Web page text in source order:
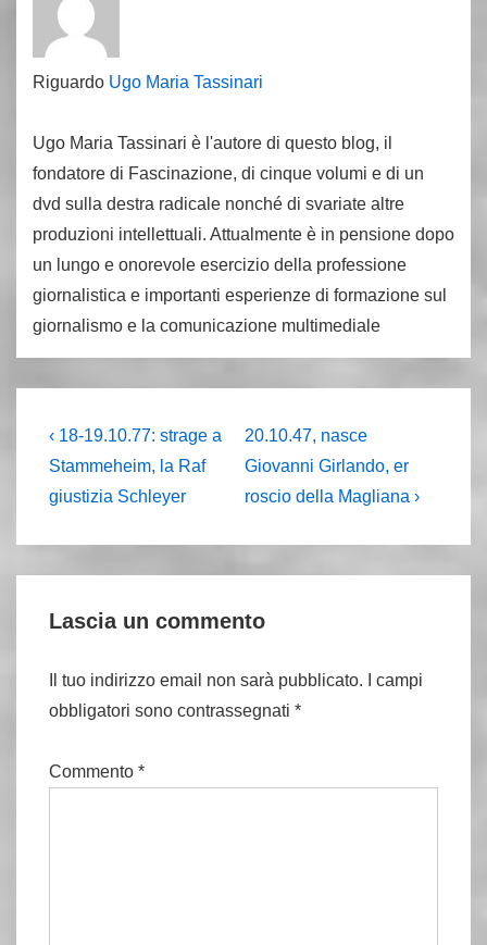
Riguardo Ugo Maria Tassinari
Ugo Maria Tassinari è l'autore di questo blog, il
fondatore di Fascinazione, di cinque volumi e di un
dvd sulla destra radicale nonché di svariate altre
produzioni intellettuali. Attualmente è in pensione dopo
un lungo e onorevole esercizio della professione
giornalistica e importanti esperienze di formazione sul
giornalismo e la comunicazione multimediale
Navigazione
articoli
L'articolo
precedente
è
‹ 18-19.10.77: strage a
Stammeheim, la Raf
giustizia Schleyer
Il
prossimo
articolo
20.10.47, nasce
Giovanni Girlando, er
roscio della Magliana ›
Lascia un commento
Il tuo indirizzo email non sarà pubblicato.
I campi
obbligatori sono contrassegnati *
Commento *